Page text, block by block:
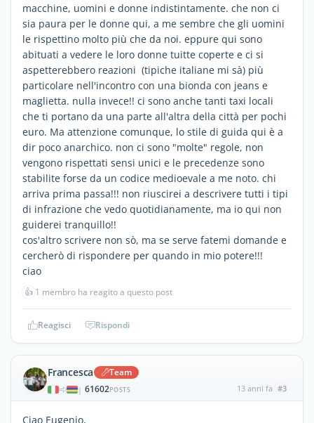
macchine, uomini e donne indistintamente. che non ci
sia paura per le donne qui, a me sembre che gli uomini
le rispettino molto più che da noi. eppure qui sono
abituati a vedere le loro donne tuitte coperte e ci si
aspetterebbero reazioni (tipiche italiane mi sà) più
particolare nell'incontro con una bionda con jeans e
maglietta. nulla invece!! ci sono anche tanti taxi locali
che ti portano da una parte all'altra della città per pochi
euro. Ma attenzione comunque, lo stile di guida qui è a
dir poco anarchico. non ci sono "molte" regole, non
vengono rispettati sensi unici e le precedenze sono
stabilite forse da un codice medioevale a me noto. chi
arriva prima passa!!! non riuscirei a descrivere tutti i tipi
di infrazione che vedo quotidianamente, ma io qui non
guiderei tranquillo!!
cos'altro scrivere non sò, ma se serve fatemi domande e
cercherò di rispondere per quando in mio potere!!!
ciao
👍 1 membro ha reagito a questo post
Reagisci Rispondi
Francesca Team
| 61602POSTS 13 anni fa #3
Ciao Eugenio,